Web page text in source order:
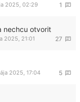
1
2025, 02:29
nechcu otvorit
27
2025, 21:01
5
2025, 17:04